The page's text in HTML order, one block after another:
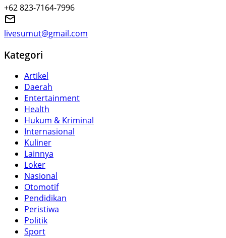
+62 823-7164-7996
livesumut@gmail.com
Kategori
Artikel
Daerah
Entertainment
Health
Hukum & Kriminal
Internasional
Kuliner
Lainnya
Loker
Nasional
Otomotif
Pendidikan
Peristiwa
Politik
Sport